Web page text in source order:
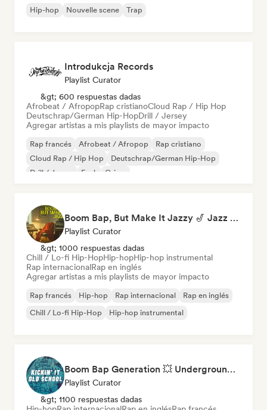
Hip-hop
Nouvelle scene Trap
Introdukcja Records
Playlist Curator
&gt; 600 respuestas dadas
Afrobeat / AfropopRap cristianoCloud Rap / Hip Hop
Deutschrap/German Hip-HopDrill / Jersey
Agregar artistas a mis playlists de mayor impacto
Rap francés Afrobeat / Afropop
Rap cristiano
Cloud Rap / Hip Hop
Deutschrap/German Hip-Hop
Drill / Jersey
Funk Grime
Boom Bap, But Make It Jazzy 🎷 Jazz Rap, Underground & Conscious Hip-Hop
Playlist Curator
&gt; 1000 respuestas dadas
Chill / Lo-fi Hip-HopHip-hopHip-hop instrumental
Rap internacionalRap en inglés
Agregar artistas a mis playlists de mayor impacto
Rap francés Hip-hop Rap internacional
Rap en inglés
Chill / Lo-fi Hip-Hop
Hip-hop instrumental
Boom Bap Generation 💥 Underground Hip-Hop, East Coast & Jazz Rap
Playlist Curator
&gt; 1100 respuestas dadas